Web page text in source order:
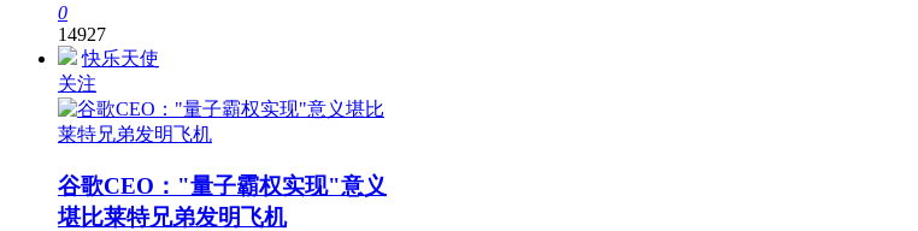
0
14927
快乐天使
关注
谷歌CEO："量子霸权实现"意义
堪比莱特兄弟发明飞机